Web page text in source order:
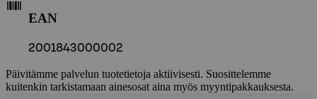
EAN
2001843000002
Päivitämme palvelun tuotetietoja aktiivisesti. Suosittelemme
kuitenkin tarkistamaan ainesosat aina myös myyntipakkauksesta.